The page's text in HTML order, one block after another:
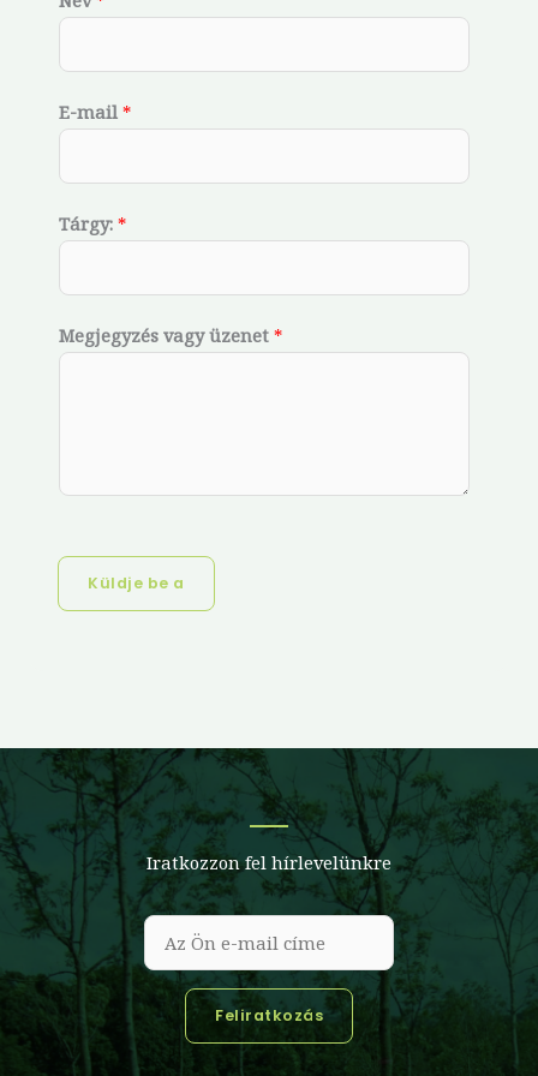
E-mail *
Tárgy: *
Megjegyzés vagy üzenet *
Küldje be a
Iratkozzon fel hírlevelünkre